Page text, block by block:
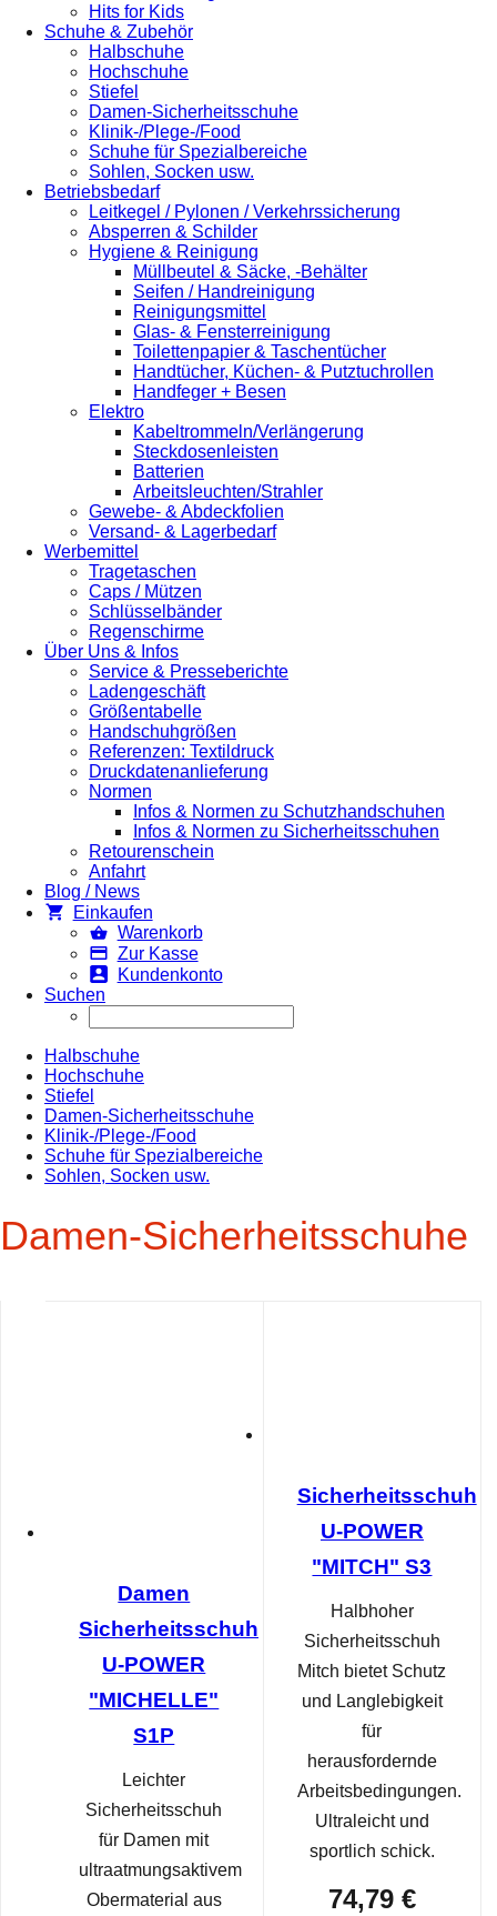
Hits for Kids
Schuhe & Zubehör
Halbschuhe
Hochschuhe
Stiefel
Damen-Sicherheitsschuhe
Klinik-/Plege-/Food
Schuhe für Spezialbereiche
Sohlen, Socken usw.
Betriebsbedarf
Leitkegel / Pylonen / Verkehrssicherung
Absperren & Schilder
Hygiene & Reinigung
Müllbeutel & Säcke, -Behälter
Seifen / Handreinigung
Reinigungsmittel
Glas- & Fensterreinigung
Toilettenpapier & Taschentücher
Handtücher, Küchen- & Putztuchrollen
Handfeger + Besen
Elektro
Kabeltrommeln/Verlängerung
Steckdosenleisten
Batterien
Arbeitsleuchten/Strahler
Gewebe- & Abdeckfolien
Versand- & Lagerbedarf
Werbemittel
Tragetaschen
Caps / Mützen
Schlüsselbänder
Regenschirme
Über Uns & Infos
Service & Presseberichte
Ladengeschäft
Größentabelle
Handschuhgrößen
Referenzen: Textildruck
Druckdatenanlieferung
Normen
Infos & Normen zu Schutzhandschuhen
Infos & Normen zu Sicherheitsschuhen
Retourenschein
Anfahrt
Blog / News
Einkaufen
Warenkorb
Zur Kasse
Kundenkonto
Suchen
Halbschuhe
Hochschuhe
Stiefel
Damen-Sicherheitsschuhe
Klinik-/Plege-/Food
Schuhe für Spezialbereiche
Sohlen, Socken usw.
Damen-Sicherheitsschuhe
Damen
Sicherheitsschuh
U-POWER
"MICHELLE"
S1P
Leichter
Sicherheitsschuh
für Damen mit
ultraatmungsaktivem
Obermaterial aus
Sicherheitsschuh
U-POWER
"MITCH" S3
Halbhoher
Sicherheitsschuh
Mitch bietet Schutz
und Langlebigkeit
für
herausfordernde
Arbeitsbedingungen.
Ultraleicht und
sportlich schick.
74,79 €